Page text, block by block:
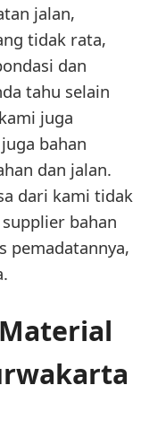
jalan,
tidak rata,
dan
tahu selain
juga
bahan
dan jalan.
dari kami tidak
bahan
pemadatannya,